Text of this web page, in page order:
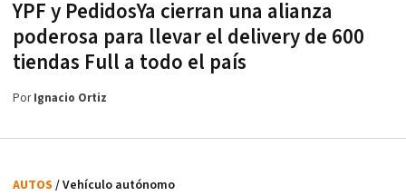
YPF y PedidosYa cierran una alianza
poderosa para llevar el delivery de 600
tiendas Full a todo el país
PorIgnacio Ortiz
AUTOS / Vehículo autónomo